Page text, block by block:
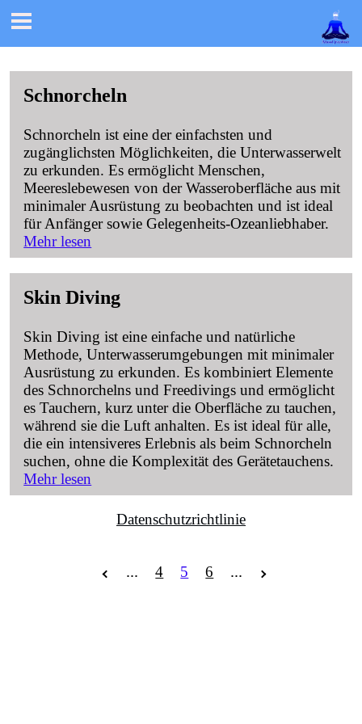

Schnorcheln
Schnorcheln ist eine der einfachsten und
zugänglichsten Möglichkeiten, die Unterwasserwelt
zu erkunden. Es ermöglicht Menschen,
Meereslebewesen von der Wasseroberfläche aus mit
minimaler Ausrüstung zu beobachten und ist ideal
für Anfänger sowie Gelegenheits-Ozeanliebhaber.
Mehr lesen
Skin Diving
Skin Diving ist eine einfache und natürliche
Methode, Unterwasserumgebungen mit minimaler
Ausrüstung zu erkunden. Es kombiniert Elemente
des Schnorchelns und Freedivings und ermöglicht
es Tauchern, kurz unter die Oberfläche zu tauchen,
während sie die Luft anhalten. Es ist ideal für alle,
die ein intensiveres Erlebnis als beim Schnorcheln
suchen, ohne die Komplexität des Gerätetauchens.
Mehr lesen
Datenschutzrichtlinie
... 4 5 6 ...